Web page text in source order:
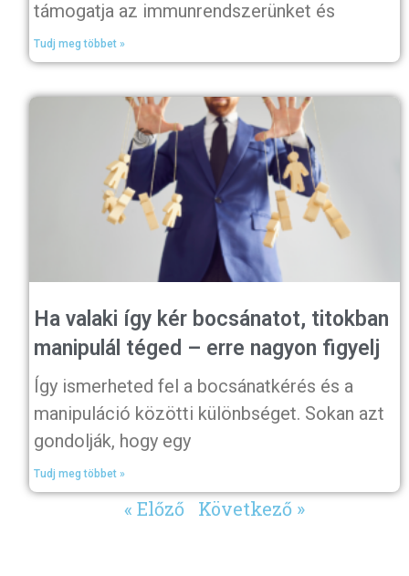
támogatja az immunrendszerünket és
Tudj meg többet »
Ha valaki így kér bocsánatot, titokban
manipulál téged – erre nagyon figyelj
Így ismerheted fel a bocsánatkérés és a
manipuláció közötti különbséget. Sokan azt
gondolják, hogy egy
Tudj meg többet »
« Előző Következő »